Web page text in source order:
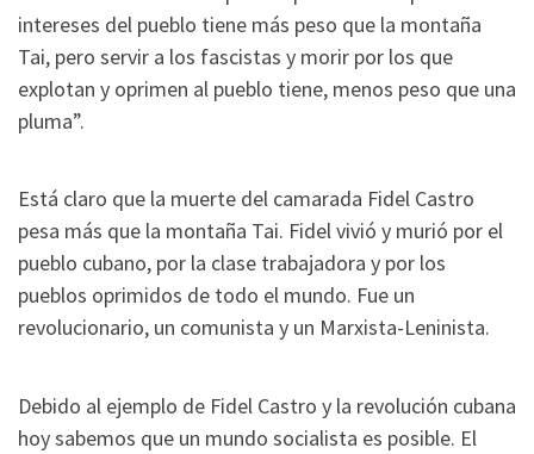
intereses del pueblo tiene más peso que la montaña
Tai, pero servir a los fascistas y morir por los que
explotan y oprimen al pueblo tiene, menos peso que una
pluma”.
Está claro que la muerte del camarada Fidel Castro
pesa más que la montaña Tai. Fidel vivió y murió por el
pueblo cubano, por la clase trabajadora y por los
pueblos oprimidos de todo el mundo. Fue un
revolucionario, un comunista y un Marxista-Leninista.
Debido al ejemplo de Fidel Castro y la revolución cubana
hoy sabemos que un mundo socialista es posible. El